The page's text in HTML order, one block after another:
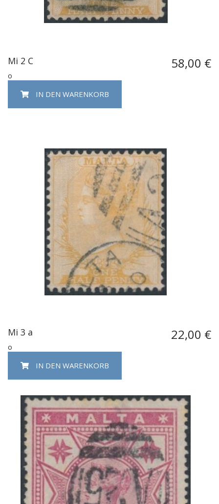
Mi 2 C 58,00 €
o
IN DEN WARENKORB
Mi 3 a 22,00 €
o
IN DEN WARENKORB